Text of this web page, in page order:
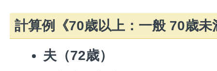
計算例《70歳以上：一般 70歳
夫（72歳）